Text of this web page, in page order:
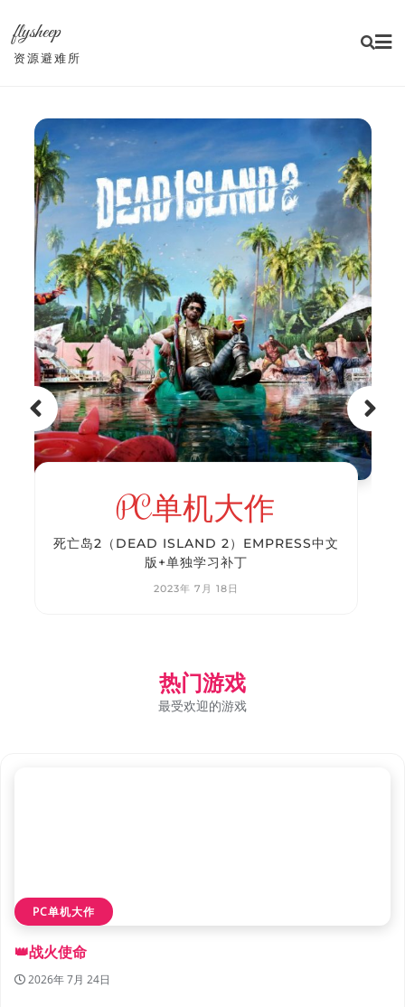
content
flysheep
资源避难所
PC单机大作
龙之剑 觉醒（DRAGONSWORD
AWAKENING）RUNE中文版
2026年 7月 24日
热门游戏
最受欢迎的游戏
PC单机大作
👑战火使命
2026年 7月 24日